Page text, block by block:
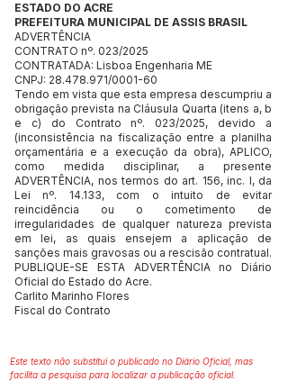
ESTADO DO ACRE
PREFEITURA MUNICIPAL DE ASSIS BRASIL
ADVERTÊNCIA
CONTRATO nº. 023/2025
CONTRATADA: Lisboa Engenharia ME
CNPJ: 28.478.971/0001-60
Tendo em vista que esta empresa descumpriu a
obrigação prevista na Cláusula Quarta (itens a, b
e c) do Contrato nº. 023/2025, devido a
(inconsistência na fiscalização entre a planilha
orçamentária e a execução da obra), APLICO,
como medida disciplinar, a presente
ADVERTÊNCIA, nos termos do art. 156, inc. I, da
Lei nº. 14.133, com o intuito de evitar
reincidência ou o cometimento de
irregularidades de qualquer natureza prevista
em lei, as quais ensejem a aplicação de
sanções mais gravosas ou a rescisão contratual.
PUBLIQUE-SE ESTA ADVERTÊNCIA no Diário
Oficial do Estado do Acre.
Carlito Marinho Flores
Fiscal do Contrato
Este texto não substitui o publicado no Diário Oficial, mas
facilita a pesquisa para localizar a publicação oficial.